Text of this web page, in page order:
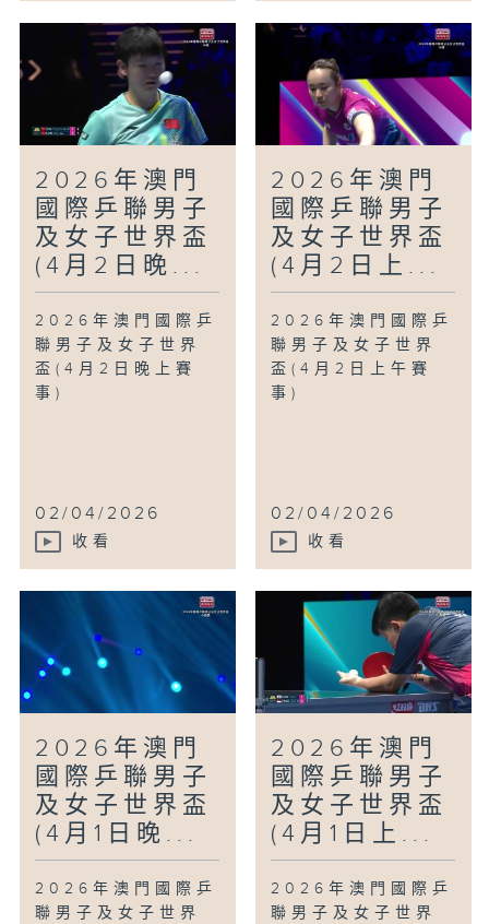
2026年澳門
國際乒聯男子
及女子世界盃
(4月2日晚...
2026年澳門國際乒
聯男子及女子世界
盃(4月2日晚上賽
事)
02/04/2026
收看
2026年澳門
國際乒聯男子
及女子世界盃
(4月2日上...
2026年澳門國際乒
聯男子及女子世界
盃(4月2日上午賽
事)
02/04/2026
收看
2026年澳門
國際乒聯男子
及女子世界盃
(4月1日晚...
2026年澳門國際乒
聯男子及女子世界
2026年澳門
國際乒聯男子
及女子世界盃
(4月1日上...
2026年澳門國際乒
聯男子及女子世界